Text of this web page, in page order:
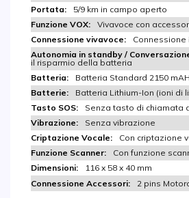
5/9 km in campo aperto
Vivavoce con
Connessione
il risparmio della batteria
Batteria Standard 2150
Batteria Lithium-Ion (ioni di
Senza tasto di chiamata
Senza vibrazione
Con criptazione
Con funzione
116 x 58 x 40 mm
2 pins